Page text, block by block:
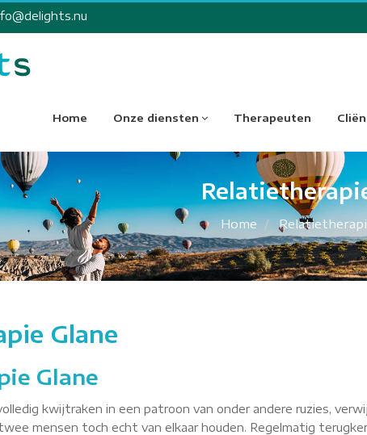
Home Onze diensten Therapeuten
Home
Glane
Glane
kwijtraken in een patroon van onder andere ruzies,
mensen toch echt van elkaar houden. Regelmatig